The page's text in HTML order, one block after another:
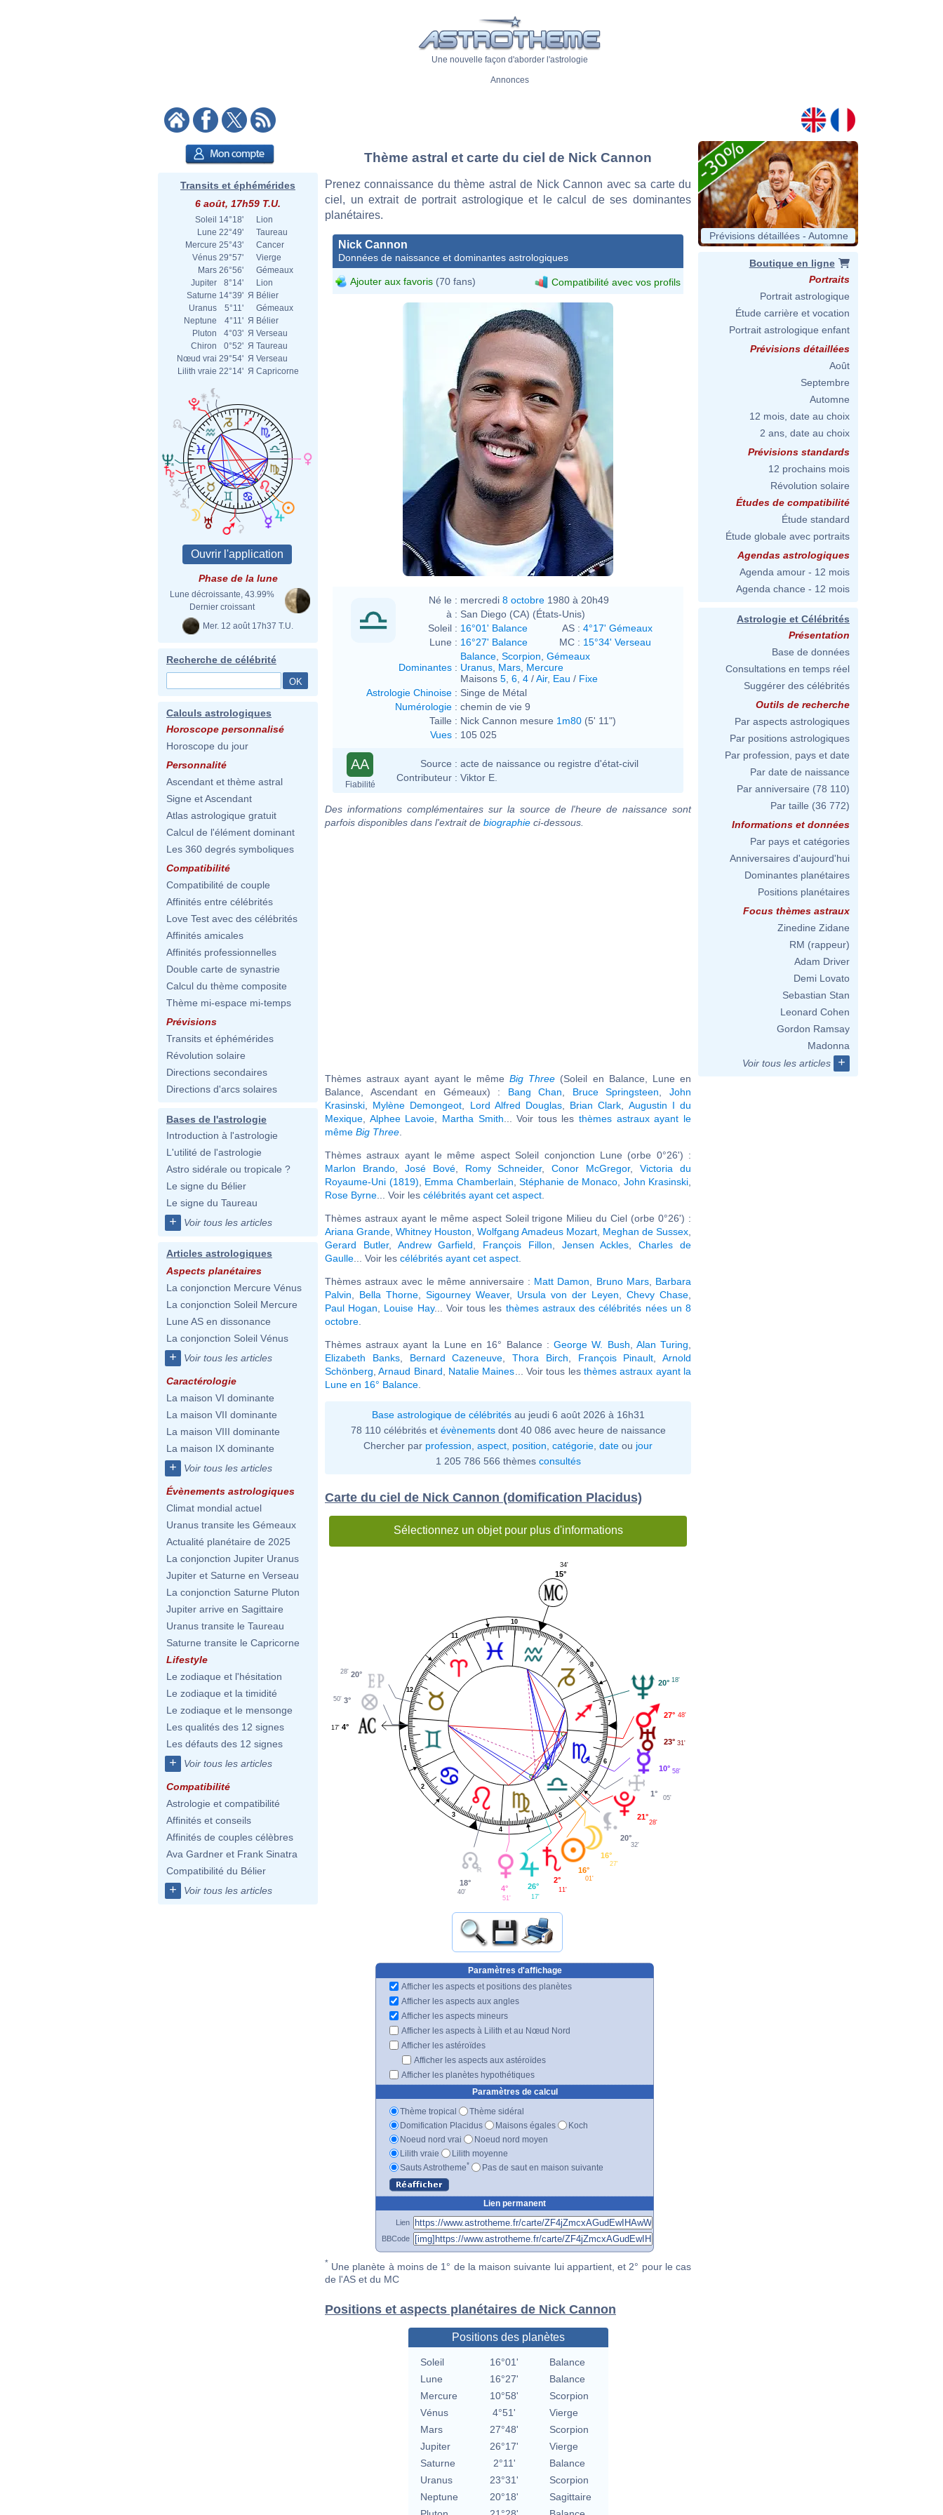
Une nouvelle façon d'aborder l'astrologie
Annonces
Transits et éphémérides
6 août, 17h59 T.U.
Soleil 14°18'
Lion
Lune 22°49'
Taureau
Mercure 25°43'
Cancer
Vénus 29°57'
Vierge
Mars 26°56'
Gémeaux
Jupiter
8°14'
Lion
Saturne 14°39' Я Bélier
Uranus
5°11'
Gémeaux
Neptune
4°11' Я Bélier
Pluton
4°03' Я Verseau
Chiron
0°52' Я Taureau
Nœud vrai 29°54' Я Verseau
Lilith vraie 22°14' Я Capricorne
Phase de la lune
Lune décroissante, 43.99%
Dernier croissant
Mer. 12 août 17h37 T.U.
Recherche de célébrité
Calculs astrologiques
Horoscope personnalisé
Horoscope du jour
Personnalité
Ascendant et thème astral
Signe et Ascendant
Atlas astrologique gratuit
Calcul de l'élément dominant
Les 360 degrés symboliques
Compatibilité
Compatibilité de couple
Affinités entre célébrités
Love Test avec des célébrités
Affinités amicales
Affinités professionnelles
Double carte de synastrie
Calcul du thème composite
Thème mi-espace mi-temps
Prévisions
Transits et éphémérides
Révolution solaire
Directions secondaires
Directions d'arcs solaires
Bases de l'astrologie
Introduction à l'astrologie
L'utilité de l'astrologie
Astro sidérale ou tropicale ?
Le signe du Bélier
Le signe du Taureau
+ Voir tous les articles
Articles astrologiques
Aspects planétaires
La conjonction Mercure Vénus
La conjonction Soleil Mercure
Lune AS en dissonance
La conjonction Soleil Vénus
+ Voir tous les articles
Caractérologie
La maison VI dominante
La maison VII dominante
La maison VIII dominante
La maison IX dominante
+ Voir tous les articles
Évènements astrologiques
Climat mondial actuel
Uranus transite les Gémeaux
Actualité planétaire de 2025
La conjonction Jupiter Uranus
Jupiter et Saturne en Verseau
La conjonction Saturne Pluton
Jupiter arrive en Sagittaire
Uranus transite le Taureau
Saturne transite le Capricorne
Lifestyle
Le zodiaque et l'hésitation
Le zodiaque et la timidité
Le zodiaque et le mensonge
Les qualités des 12 signes
Les défauts des 12 signes
+ Voir tous les articles
Compatibilité
Astrologie et compatibilité
Affinités et conseils
Affinités de couples célèbres
Ava Gardner et Frank Sinatra
Compatibilité du Bélier
+ Voir tous les articles
Thème astral et carte du ciel de Nick Cannon
Prenez connaissance du thème astral de Nick Cannon avec sa carte du
ciel, un extrait de portrait astrologique et le calcul de ses dominantes
planétaires.
Nick Cannon
Données de naissance et dominantes astrologiques
Ajouter aux favoris (70 fans) Compatibilité avec vos profils
Né le : mercredi 8 octobre 1980 à 20h49
à : San Diego (CA) (États-Unis)
Soleil : 16°01' Balance AS : 4°17' Gémeaux
Lune : 16°27' Balance MC : 15°34' Verseau
Dominantes :
Balance Scorpion Gémeaux
Uranus Mars Mercure
Maisons 5 6 4 /Air, Eau / Fixe
Astrologie Chinoise : Singe de Métal
Numérologie : chemin de vie 9
Taille : Nick Cannon mesure 1m80 (5' 11")
Vues : 105 025
AA
Fiabilité
Source : acte de naissance ou registre d'état-civil
Contributeur : Viktor E.
Des informations complémentaires sur la source de l'heure de naissance sont
parfois disponibles dans l'extrait de biographie ci-dessous.
Thèmes astraux ayant ayant le même Big Three (Soleil en Balance, Lune en
Balance, Ascendant en Gémeaux) : Bang Chan Bruce Springsteen ,John
Krasinski
Mylène Demongeot Lord Alfred Douglas Brian Clark
Augustin I du
Mexique
Alphee Lavoie Martha Smith ... Voir tous lesthèmes astraux ayant le
même Big Three
Thèmes astraux ayant le même aspect Soleil conjonction Lune (orbe 0°26') :
Marlon Brando, José Bové, Romy Schneider,Conor McGregor,Victoria du
Royaume-Uni (1819)
Emma Chamberlain Stéphanie de Monaco John Krasinski
Rose Byrne ... Voir les célébrités ayant cet aspect
Thèmes astraux ayant le même aspect Soleil trigone Milieu du Ciel (orbe 0°26') :
Ariana Grande Whitney Houston Wolfgang Amadeus Mozart Meghan de Sussex
Gerard Butler, Andrew Garfield François Fillon Jensen Ackles ,Charles de
Gaulle ... Voir les célébrités ayant cet aspect
Thèmes astraux avec le même anniversaire : Matt Damon Bruno Mars, Barbara
Palvin
Bella Thorne Sigourney Weaver, Ursula von der Leyen Chevy Chase
Paul Hogan
Louise Hay... Voir tous les thèmes astraux des célébrités nées un 8
octobre
Thèmes astraux ayant la Lune en 16° Balance :George W. Bush Alan Turing
Elizabeth Banks, Bernard Cazeneuve Thora Birch François Pinault
Arnold
Schönberg ,Arnaud Binard Natalie Maines ... Voir tous les thèmes astraux ayant la
Lune en 16° Balance
Base astrologique de célébritésau jeudi 6 août 2026 à 16h31
78 110 célébrités et évènementsdont 40 086 avec heure de naissance
Chercher par profession aspect position catégorie date ou jour
1 205 786 566 thèmes consultés
Carte du ciel de Nick Cannon (domification Placidus)
Sélectionnez un objet pour plus d'informations
1
2
3
4
5
6
7
8
9
10
11
12
20° 18'
15°
34'
20°
28'
3°
50'
4°
17'
18°
40' 4°
51'
26°
17'
2°
11'
16°
01'
16°
27'
20°
32'
21°
28'
1°
05'
10° 58'
23° 31'
27° 48'
Paramètres d'affichage
Afficher les aspects et positions des planètes
Afficher les aspects aux angles
Afficher les aspects mineurs
Afficher les aspects à Lilith et au Nœud Nord
Afficher les astéroïdes
Afficher les aspects aux astéroïdes
Afficher les planètes hypothétiques
Paramètres de calcul
Thème tropical
Thème sidéral
Domification Placidus
Maisons égales
Koch
Noeud nord vrai
Noeud nord moyen
Lilith vraie
Lilith moyenne
Sauts Astrotheme* Pas de saut en maison suivante
Lien permanent
Lien
BBCode
* Une planète à moins de 1° de la maison suivante lui appartient, et 2° pour le cas
de l'AS et du MC
Positions et aspects planétaires de Nick Cannon
Positions des planètes
Soleil 16°01'
Balance
Lune
16°27'
Balance
Mercure
10°58'
Scorpion
Vénus
4°51'
Vierge
Mars
27°48'
Scorpion
Jupiter
26°17'
Vierge
Saturne
2°11'
Balance
Uranus
23°31'
Scorpion
Neptune
20°18'
Sagittaire
Prévisions détaillées - Automne
Boutique en ligne
Portraits
Portrait astrologique
Étude carrière et vocation
Portrait astrologique enfant
Prévisions détaillées
Août
Septembre
Automne
12 mois, date au choix
2 ans, date au choix
Prévisions standards
12 prochains mois
Révolution solaire
Études de compatibilité
Étude standard
Étude globale avec portraits
Agendas astrologiques
Agenda amour - 12 mois
Agenda chance - 12 mois
Astrologie et Célébrités
Présentation
Base de données
Consultations en temps réel
Suggérer des célébrités
Outils de recherche
Par aspects astrologiques
Par positions astrologiques
Par profession, pays et date
Par date de naissance
Par anniversaire (78 110)
Par taille (36 772)
Informations et données
Par pays et catégories
Anniversaires d'aujourd'hui
Dominantes planétaires
Positions planétaires
Focus thèmes astraux
Zinedine Zidane
RM (rappeur)
Adam Driver
Demi Lovato
Sebastian Stan
Leonard Cohen
Gordon Ramsay
Madonna
Voir tous les articles
+